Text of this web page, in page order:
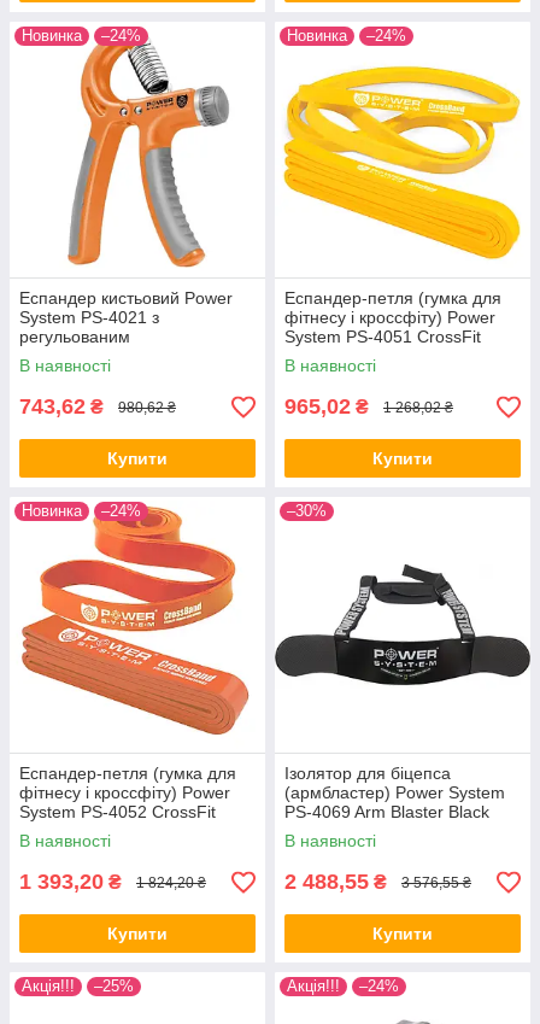
Новинка –24%
Еспандер кистьовий Power
System PS-4021 з
регульованим
навантаженням 10-40 кг.
Power Hand Grip Orange
В наявності
743,62 ₴ 980,62 ₴
Купити
Новинка –24%
Еспандер-петля (гумка для
фітнесу і кроссфіту) Power
System PS-4051 CrossFit
Level 1 Yellow (опір 4-25 кг)
В наявності
965,02 ₴ 1 268,02 ₴
Купити
Новинка –24%
Еспандер-петля (гумка для
фітнесу і кроссфіту) Power
System PS-4052 CrossFit
Level 2 Orange (опір 10-35 кг)
В наявності
1 393,20 ₴ 1 824,20 ₴
Купити
–30%
Ізолятор для біцепса
(армбластер) Power System
PS-4069 Arm Blaster Black
В наявності
2 488,55 ₴ 3 576,55 ₴
Купити
Акція!!! –25% Акція!!! –24%